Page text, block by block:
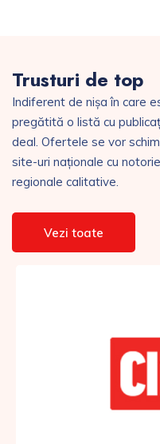
Trusturi de top
Indiferent de nișa în care
pregătită o listă cu
deal. Ofertele se vor
site-uri naționale cu
regionale calitative.
Vezi toate